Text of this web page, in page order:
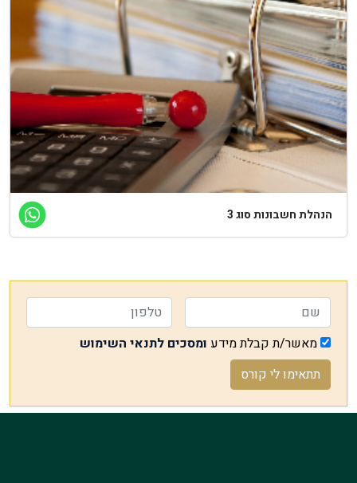
הנהלת חשבונות סוג 3
מאשר/ת קבלת מידע ומסכים לתנאי השימוש
תתאימו לי קורס